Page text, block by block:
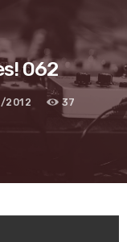
062
2012 37